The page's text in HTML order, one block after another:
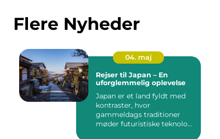
Flere Nyheder
04. maj
Rejser til Japan – En
uforglemmelig oplevelse
Japan er et land fyldt med
kontraster, hvor
gammeldags traditioner
møder futuristiske teknolo...